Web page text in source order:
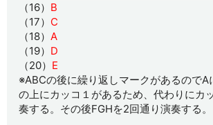
（16） B
（17） C
（18）A
（19） D
（20） E
※ABCの後に繰り返しマークがあるのでA
の上にカッコ１があるため、代わりにカ
奏する。その後FGHを2回通り演奏する。